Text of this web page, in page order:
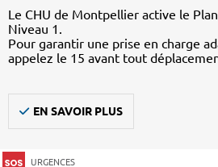
Le CHU de Montpellier active le
Niveau 1.
Pour garantir une prise en charge
appelez le 15 avant tout
EN SAVOIR PLUS
URGENCES